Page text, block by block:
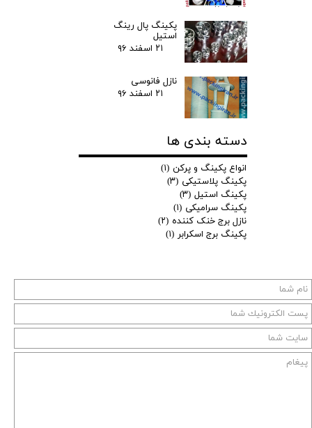
پکینگ پال رینگ
استیل
۲۱ اسفند ۹۶
نازل فانوسی
۲۱ اسفند ۹۶
دسته بندی ها
انواع پکینگ و پرکن (۱)
پکینگ پلاستیکی (۳)
پکینگ استیل (۳)
پکینگ سرامیکی (۱)
نازل برج خنک کننده (۲)
پکینگ برج اسکرابر (۱)